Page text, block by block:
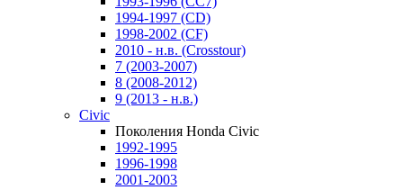
1994-1997 (CD)
1998-2002 (CF)
2010 - н.в. (Crosstour)
7 (2003-2007)
8 (2008-2012)
9 (2013 - н.в.)
Civic
Поколения Honda Civic
1992-1995
1996-1998
2001-2003